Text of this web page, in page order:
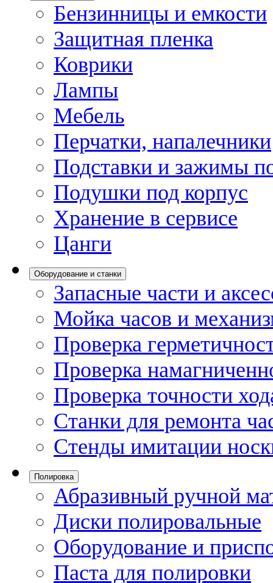
Бензинницы и емкости
Защитная пленка
Коврики
Лампы
Мебель
Перчатки, напалечники
Подставки и зажимы
Подушки под корпус
Хранение в сервисе
Цанги
Оборудование и станки
Запасные части и
Мойка часов и
Проверка
Проверка
Проверка точности
Станки для ремонта
Стенды имитации
Полировка
Абразивный ручной
Диски полировальные
Оборудование и
Паста для полировки